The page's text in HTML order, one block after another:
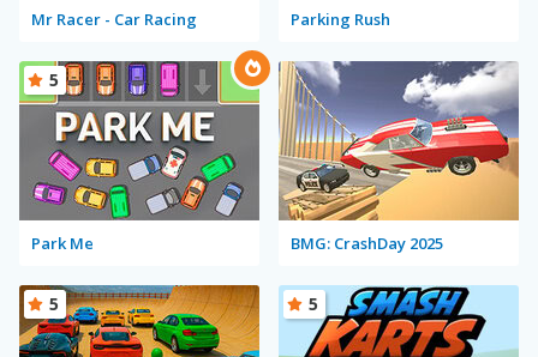
Mr Racer - Car Racing Parking Rush
Park Me
5
BMG: CrashDay 2025
5 5